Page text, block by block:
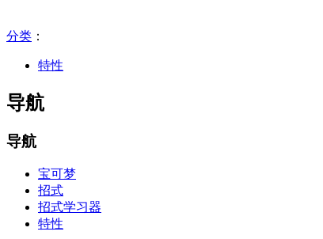
分类 ：​
特性
导航
导航
宝可梦
招式
招式学习器
特性